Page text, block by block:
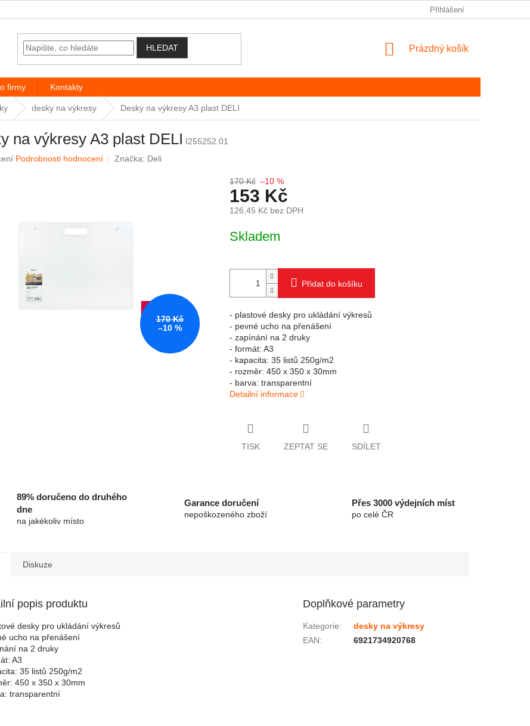
Přihlášení
HLEDAT NÁKUPNÍ KOŠÍK
Prázdný košík
firmy Kontakty
desky na výkresy Desky na výkresy A3 plast DELI
na výkresy A3 plast DELI I255252.01
hodnocení produktu je 5,0 z 5 hvězdiček.
Podrobnosti hodnocení Značka: Deli
170 Kč
–10 %
170 Kč –10 %
153 Kč
126,45 Kč bez DPH
Skladem
Přidat do košíku
- plastové desky pro ukládání výkresů
- pevné ucho na přenášení
- zapínání na 2 druky
- formát: A3
- kapacita: 35 listů 250g/m2
- rozměr: 450 x 350 x 30mm
- barva: transparentní
Detailní informace
TISK ZEPTAT SE SDÍLET
89% doručeno do druhého
dne
na jakékoliv místo
Garance doručení
nepoškozeného zboží
Přes 3000 výdejních míst
po celé ČR
Diskuze
popis produktu
desky pro ukládání výkresů
ucho na přenášení
na 2 druky
A3
35 listů 250g/m2
450 x 350 x 30mm
transparentní
Doplňkové parametry
Kategorie:
desky na výkresy
EAN: 6921734920768